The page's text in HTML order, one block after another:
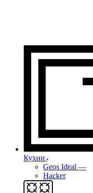
Кухни
Geos Ideal —
Hacker